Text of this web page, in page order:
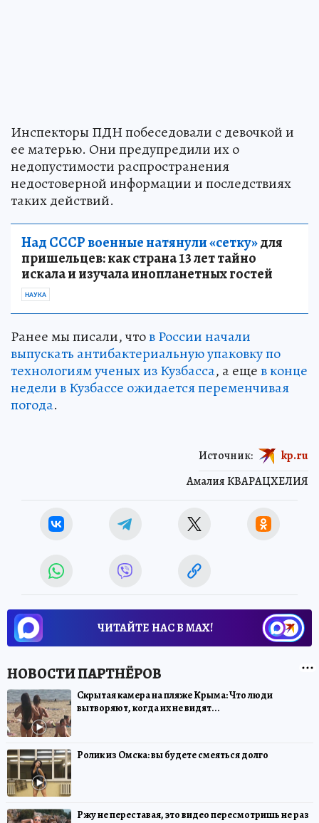
Инспекторы ПДН побеседовали с девочкой и
ее матерью. Они предупредили их о
недопустимости распространения
недостоверной информации и последствиях
таких действий.
Над СССР военные натянули «сетку»для
пришельцев: как страна 13 лет тайно
искала и изучала инопланетных гостей
НАУКА
Ранее мы писали, чтов России начали
выпускать антибактериальную упаковку по
технологиям ученых из Кузбасса, а ещев конце
недели в Кузбассе ожидается переменчивая
погода.
Амалия КВАРАЦХЕЛИЯ
Источник: kp.ru
ЧИТАЙТЕ НАС В МАХ!
Скрытая камера на пляже Крыма: Что люди
вытворяют, когда их не видят...
Ролик из Омска: вы будете смеяться долго
Ржу не переставая, это видео пересмотришь не раз